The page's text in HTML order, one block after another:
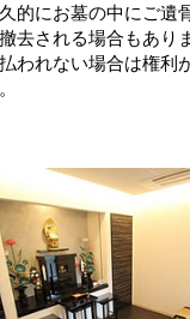
的にお墓の中にご遺
去される場合もあり
われない場合は権利